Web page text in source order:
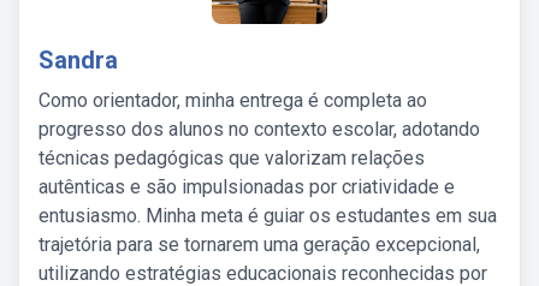
Sandra
Como orientador, minha entrega é completa ao
progresso dos alunos no contexto escolar, adotando
técnicas pedagógicas que valorizam relações
autênticas e são impulsionadas por criatividade e
entusiasmo. Minha meta é guiar os estudantes em sua
trajetória para se tornarem uma geração excepcional,
utilizando estratégias educacionais reconhecidas por